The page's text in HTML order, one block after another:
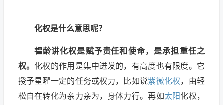
化权是什么意思呢？
韫龄讲化权是赋予责任和使命，是承担重任之
权。 化权的作用是集中迸发的，有高度也有限度。它
授予星曜一定的任务或权力，比如说紫微化权，由轻
松自在转化为亲力亲为，身体力行。再如太阳化权，